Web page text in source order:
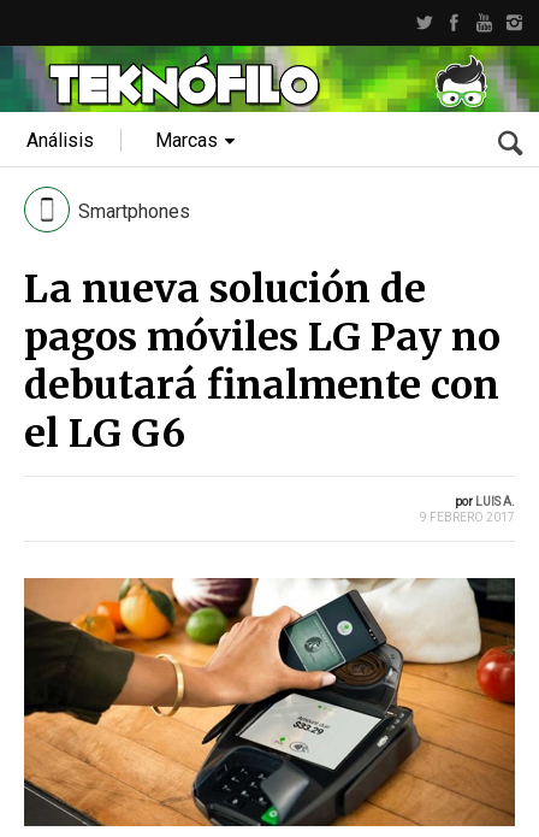
Análisis Marcas
Smartphones
La nueva solución de
pagos móviles LG Pay no
debutará finalmente con
el LG G6
por LUIS A.
9 FEBRERO 2017